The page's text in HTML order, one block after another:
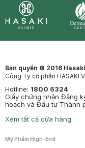
Bản quyền © 2016
Công Ty cổ phần HASAKI
Hotline: 1800 6324
Giấy chứng nhận Đăng
hoạch và Đầu tư Thành
Xem tất cả cửa hàng
Mỹ Phẩm High-End